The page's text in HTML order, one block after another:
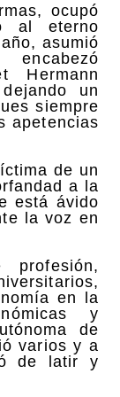
ocupó
al eterno
asumió
Hermann
un
siempre
apetencias
de un
a la
está ávido
la voz en
profesión,
en la
y
de
varios y a
de latir y